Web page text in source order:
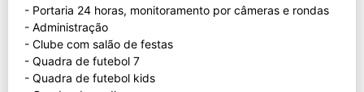
- Portaria 24 horas, monitoramento por câmeras e rondas
- Administração
- Clube com salão de festas
- Quadra de futebol 7
- Quadra de futebol kids